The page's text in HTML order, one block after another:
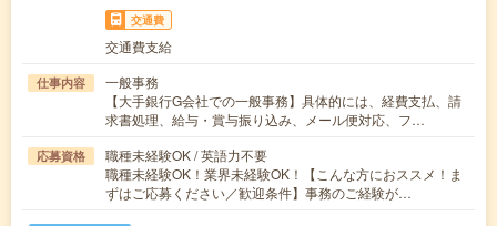
交通費
交通費支給
仕事内容
一般事務
【大手銀行G会社での一般事務】具体的には、経費支払、請
求書処理、給与・賞与振り込み、メール便対応、フ…
応募資格
職種未経験OK / 英語力不要
職種未経験OK！業界未経験OK！【こんな方におススメ！ま
ずはご応募ください／歓迎条件】事務のご経験が…